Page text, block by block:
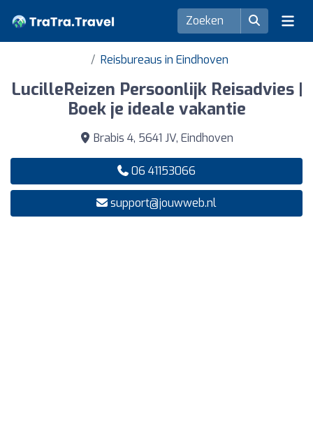
Reisbureaus in Eindhoven
LucilleReizen Persoonlijk Reisadvies |
Boek je ideale vakantie
Brabis 4, 5641 JV, Eindhoven
06 41153066
support@jouwweb.nl